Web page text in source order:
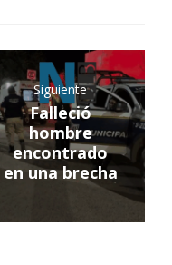
Siguiente
Falleció
hombre
encontrado
en una brecha